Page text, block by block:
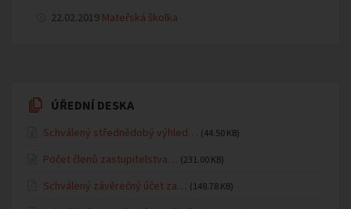
22.02.2019 Mateřská školka
ÚŘEDNÍ DESKA
Schválený střednědobý výhled… (44.50 KB)
Počet členů zastupitelstva… (231.00 KB)
Schválený závěrečný účet za… (148.78 KB)